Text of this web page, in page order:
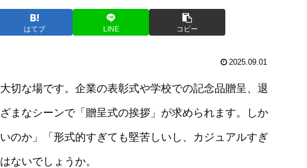
はてブ LINE コピー
2025.09.01
切な場です。企業の表彰式や学校での記念品贈呈、退
まなシーンで「贈呈式の挨拶」が求められます。しか
のか」「形式的すぎても堅苦しいし、カジュアルすぎ
ないでしょうか。